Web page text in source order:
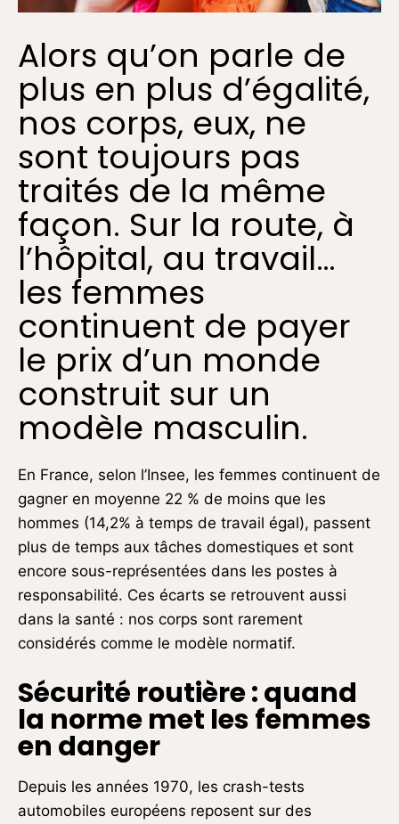
Alors qu’on parle de
plus en plus d’égalité,
nos corps, eux, ne
sont toujours pas
traités de la même
façon. Sur la route, à
l’hôpital, au travail…
les femmes
continuent de payer
le prix d’un monde
construit sur un
modèle masculin.
En France, selon l’Insee, les femmes continuent de
gagner en moyenne 22 % de moins que les
hommes (14,2% à temps de travail égal), passent
plus de temps aux tâches domestiques et sont
encore sous-représentées dans les postes à
responsabilité. Ces écarts se retrouvent aussi
dans la santé : nos corps sont rarement
considérés comme le modèle normatif.
Sécurité routière : quand
la norme met les femmes
en danger
Depuis les années 1970, les crash-tests
automobiles européens reposent sur des